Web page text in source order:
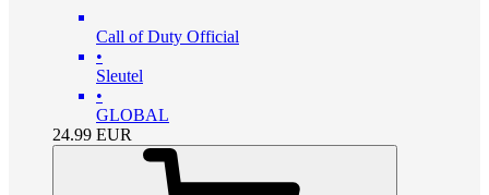
Call of Duty Official
•
Sleutel
•
GLOBAL
24.99 EUR